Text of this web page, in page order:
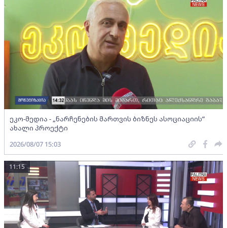
ეკო-მედია - „ნარჩენების მართვის ბიზნეს ასოციაციის”
ახალი პროექტი
2026/08/07 15:03
11:15